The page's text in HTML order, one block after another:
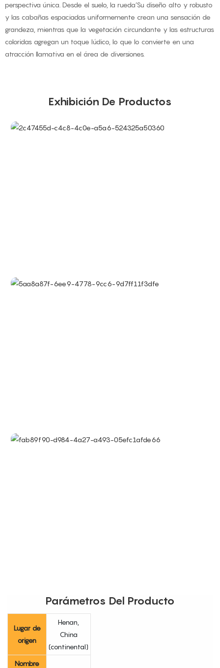
perspectiva única. Desde el suelo, la rueda’Su diseño alto y robusto
y las cabañas espaciadas uniformemente crean una sensación de
grandeza, mientras que la vegetación circundante y las estructuras
coloridas agregan un toque lúdico, lo que lo convierte en una
atracción llamativa en el área de diversiones.
Exhibición De Productos
Parámetros Del Producto
Lugar de
origen
Henan,
China
(continental)
Nombre